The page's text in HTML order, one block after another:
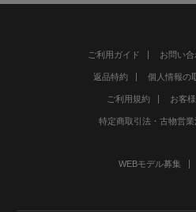
ご利用ガイド お問い
返品特約 個人情報の
ご利用規約 お客
特定商取引法・古物営
WEBモデル募集